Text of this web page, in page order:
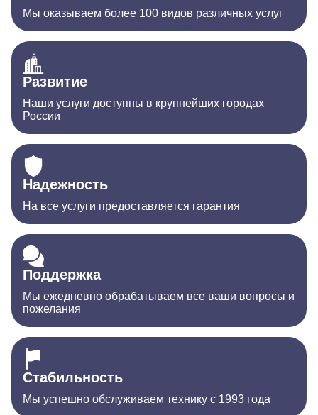
Мы оказываем более 100 видов различных услуг
Развитие
Наши услуги доступны в крупнейших городах
России
Надежность
На все услуги предоставляется гарантия
Поддержка
Мы ежедневно обрабатываем все ваши вопросы и
пожелания
Стабильность
Мы успешно обслуживаем технику с 1993 года